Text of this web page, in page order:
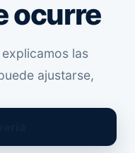
ocurre
las
ajustarse,